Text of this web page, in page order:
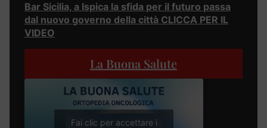
Bar Sicilia, a Ispica la sfida per il futuro passa
dal nuovo governo della città CLICCA PER IL
VIDEO
La Buona Salute
Fai clic per accettare i